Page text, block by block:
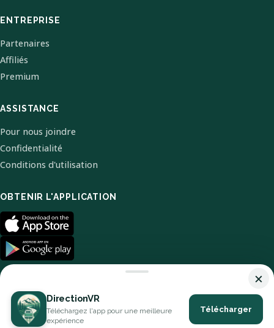
ENTREPRISE
Partenaires
Affiliés
Premium
ASSISTANCE
Pour nous joindre
Confidentialité
Conditions d'utilisation
OBTENIR L'APPLICATION
© 2026 DirectionVR. Tous droits réservés.
×
DirectionVR
Téléchargez l'app pour une meilleure
expérience
Télécharger